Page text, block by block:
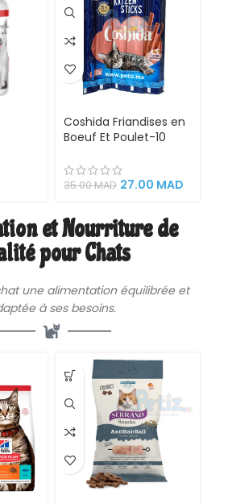
Coshida Friandises en
Boeuf Et Poulet-10
chats snacks
gourmands collation
35.00MAD 27.00 MAD
et Nourriture de
pour Chats
une alimentationéquilibrée et
à ses besoins.